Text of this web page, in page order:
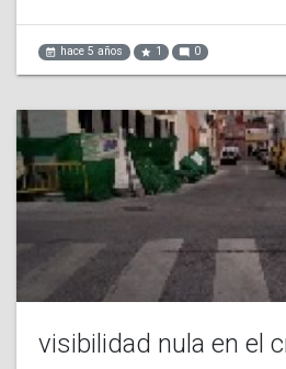
event_note hace 5 años star 1 mode_comment 0
visibilidad nula en el